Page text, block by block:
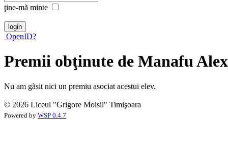
ţine-mã minte
OpenID?
Premii obţinute de Manafu
Nu am gãsit nici un premiu asociat acestui elev.
© 2026 Liceul "Grigore Moisil" Timişoara
Powered by WSP 0.4.7